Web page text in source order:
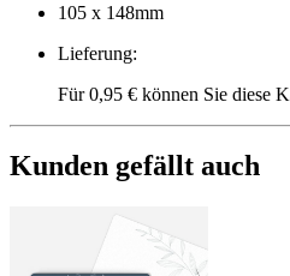
105 x 148mm
Lieferung:
Für 0,95 € können Sie diese
Kunden gefällt auch